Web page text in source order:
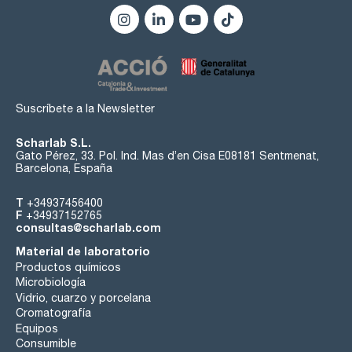
Suscríbete a la Newsletter
Scharlab S.L.
Gato Pérez, 33. Pol. Ind. Mas d’en Cisa E08181 Sentmenat,
Barcelona, España
T +34937456400
F +34937152765
consultas@scharlab.com
Material de laboratorio
Productos químicos
Microbiología
Vidrio, cuarzo y porcelana
Cromatografía
Equipos
Consumible